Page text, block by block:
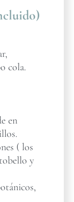
cola.
en
( los
y